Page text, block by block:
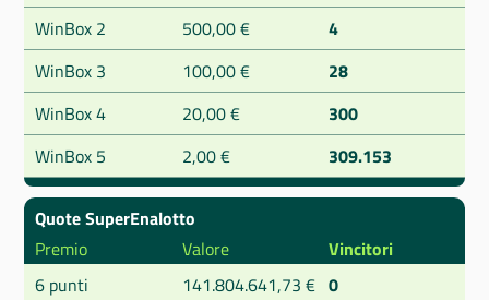
WinBox 2
500,00 €
4
WinBox 3
100,00 €
28
WinBox 4
20,00 €
300
WinBox 5
2,00 € 309.153
Quote SuperEnalotto
Premio
Valore
Vincitori
6 punti
141.804.641,73 € 0